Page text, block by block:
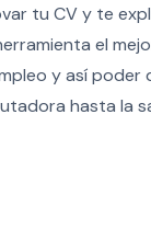
tu CV y te
el
y así poder
hasta la